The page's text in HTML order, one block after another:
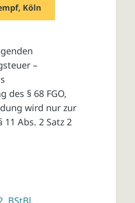
Köln
–
des § 68 FGO,
wird nur zur
Abs. 2 Satz 2
BStBl…